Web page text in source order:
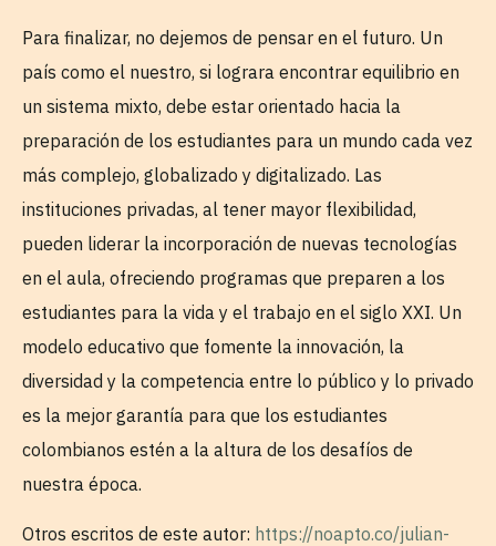
Para finalizar, no dejemos de pensar en el futuro. Un
país como el nuestro, si lograra encontrar equilibrio en
un sistema mixto, debe estar orientado hacia la
preparación de los estudiantes para un mundo cada vez
más complejo, globalizado y digitalizado. Las
instituciones privadas, al tener mayor flexibilidad,
pueden liderar la incorporación de nuevas tecnologías
en el aula, ofreciendo programas que preparen a los
estudiantes para la vida y el trabajo en el siglo XXI. Un
modelo educativo que fomente la innovación, la
diversidad y la competencia entre lo público y lo privado
es la mejor garantía para que los estudiantes
colombianos estén a la altura de los desafíos de
nuestra época.
Otros escritos de este autor: https://noapto.co/julian-